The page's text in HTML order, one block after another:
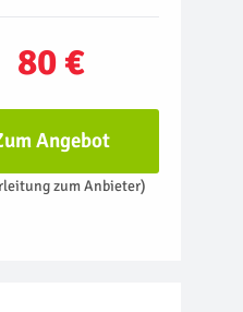
80 €
Angebot
zum Anbieter)